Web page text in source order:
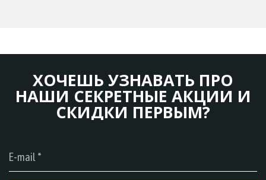
ХОЧЕШЬ УЗНАВАТЬ ПРО
НАШИ СЕКРЕТНЫЕ АКЦИИ И
СКИДКИ ПЕРВЫМ?